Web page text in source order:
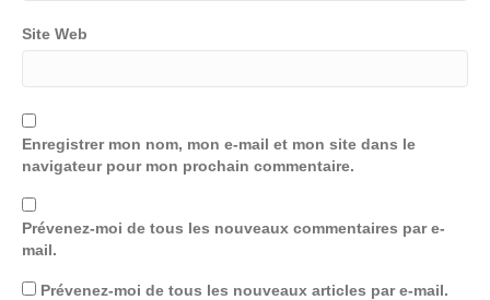
Site Web
Enregistrer mon nom, mon e-mail et mon site dans le
navigateur pour mon prochain commentaire.
Prévenez-moi de tous les nouveaux commentaires par e-
mail.
Prévenez-moi de tous les nouveaux articles par e-mail.